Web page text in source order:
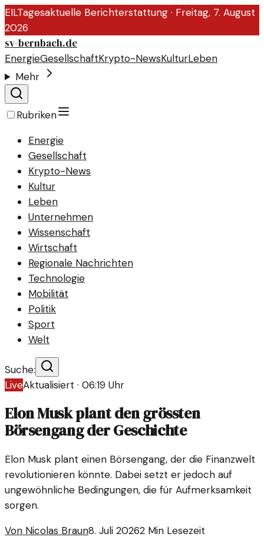
EILTagesaktuelle Berichterstattung · Freitag, 7. August
2026
sv-bernbach.de
EnergieGesellschaftKrypto-NewsKulturLeben
Mehr
Rubriken
Energie
Gesellschaft
Krypto-News
Kultur
Leben
Unternehmen
Wissenschaft
Wirtschaft
Regionale Nachrichten
Technologie
Mobilität
Politik
Sport
Welt
Suche:
LiveAktualisiert · 06:19 Uhr
Elon Musk plant den grössten
Börsengang der Geschichte
Elon Musk plant einen Börsengang, der die Finanzwelt
revolutionieren könnte. Dabei setzt er jedoch auf
ungewöhnliche Bedingungen, die für Aufmerksamkeit
sorgen.
Von Nicolas Braun8. Juli 20262 Min Lesezeit